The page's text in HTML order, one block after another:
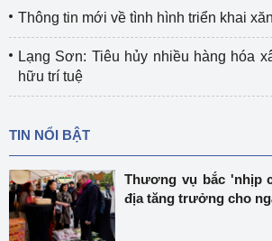
Thông tin mới về tình hình triển khai
Lạng Sơn: Tiêu hủy nhiều hàng hóa
hữu trí tuệ
TIN NỔI BẬT
Thương vụ bắc 'nhịp
địa tăng trưởng cho